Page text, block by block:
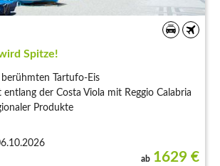
Spitze!
Tartufo-Eis
entlang der Costa Viola mit Reggio Calabria
Produkte
ab 1629 €